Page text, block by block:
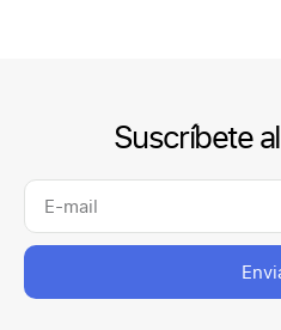
Suscríbete